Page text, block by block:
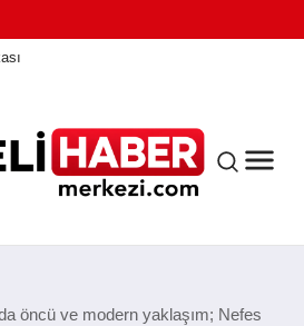
öncü ve modern yaklaşım; Nefes